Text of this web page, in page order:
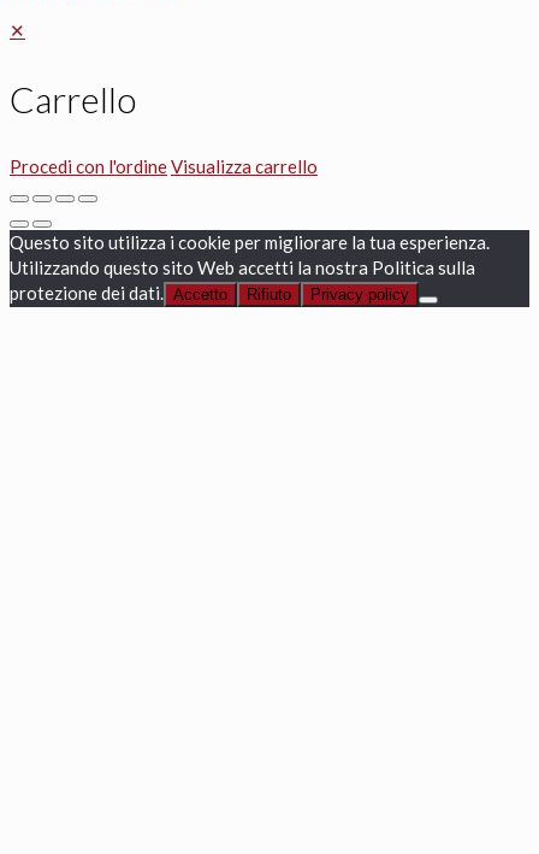
✕
Carrello
Procedi con l'ordineVisualizza carrello
Questo sito utilizza i cookie per migliorare la tua esperienza.
Utilizzando questo sito Web accetti la nostra Politica sulla
protezione dei dati. Accetto Rifiuto Privacy policy